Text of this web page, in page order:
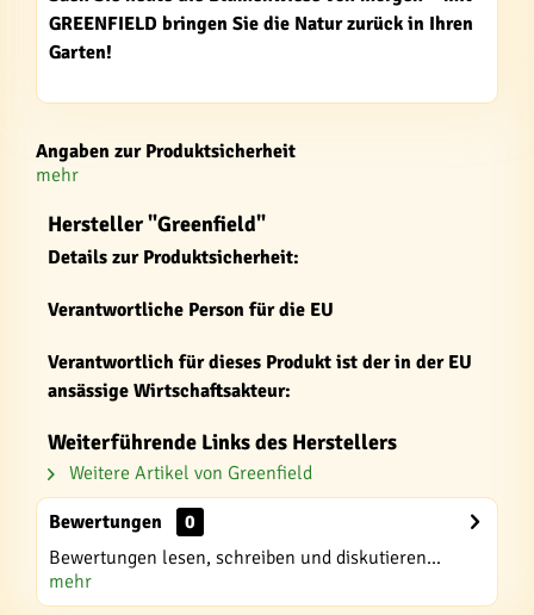
GREENFIELD bringen Sie die Natur zurück in Ihren
Garten!
Angaben zur Produktsicherheit
mehr
Hersteller "Greenfield"
Details zur Produktsicherheit:
Verantwortliche Person für die EU
Verantwortlich für dieses Produkt ist der in der EU
ansässige Wirtschaftsakteur:
Weiterführende Links des Herstellers
Weitere Artikel von Greenfield
Bewertungen
0
Bewertungen lesen, schreiben und diskutieren...
mehr